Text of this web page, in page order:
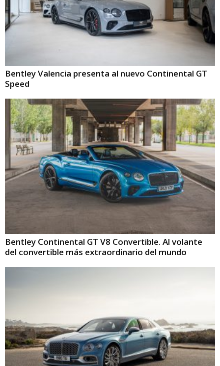
Bentley Valencia presenta al nuevo Continental GT
Speed
Bentley Continental GT V8 Convertible. Al volante
del convertible más extraordinario del mundo